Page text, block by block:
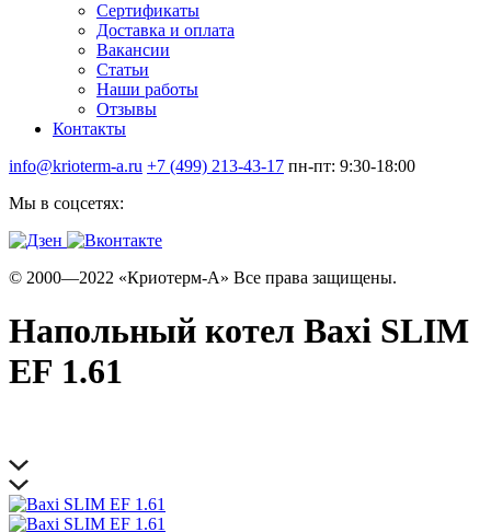
Сертификаты
Доставка и оплата
Вакансии
Статьи
Наши работы
Отзывы
Контакты
info@krioterm-a.ru +7 (499) 213-43-17 пн-пт: 9:30-18:00
Мы в соцсетях:
© 2000—2022 «Криотерм-А» Все права защищены.
Напольный котел Baxi SLIM
EF 1.61